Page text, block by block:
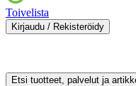
Toivelista
Kirjaudu / Rekisteröidy
Etsi tuotteet, palvelut ja